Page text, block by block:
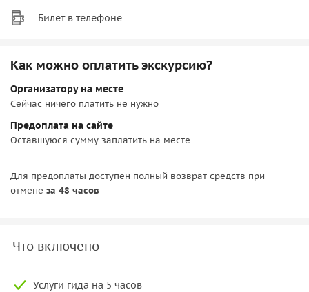
Билет в телефоне
Как можно оплатить экскурсию?
Организатору на месте
Сейчас ничего платить не нужно
Предоплата на сайте
Оставшуюся сумму заплатить на месте
Для предоплаты доступен полный возврат средств при
отмене за 48 часов
Что включено
Услуги гида на 5 часов